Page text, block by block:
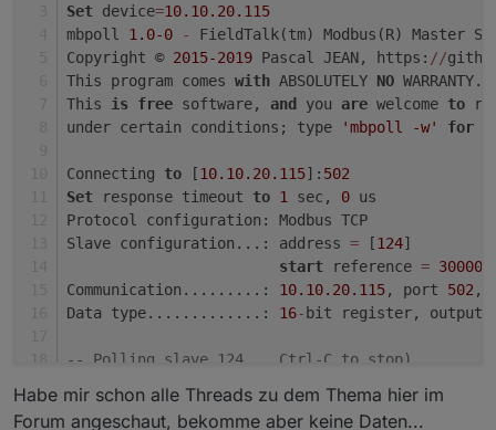
-11-25 14:45:36.138
-11-25 14 :45: 36.061 debug
Plugin sentry
Set device=10.10.20.115
mbpoll 1.0-0 -
FieldTalk(tm) Modbus(R) Master
Copyright © 2015-2019 Pascal JEAN, https: //
This program comes with ABSOLUTELY NO WARRANTY.
This is free software, and you are welcome to
under certain conditions; type
'mbpoll -w' for
Connecting to [10.10.20.115]: 502
Set response timeout to 1 sec, 0 us
Protocol configuration: Modbus TCP
Slave configuration...: address = [124]
start reference = 30000
Communication.........: 10.10.20.115, port 502,
Data type.............: 16- bit register, output
-- Polling slave 124... Ctrl-C to stop)
Waiting for a confirmation...
Habe mir schon alle Threads zu dem Thema hier im
Forum angeschaut, bekomme aber keine Daten...